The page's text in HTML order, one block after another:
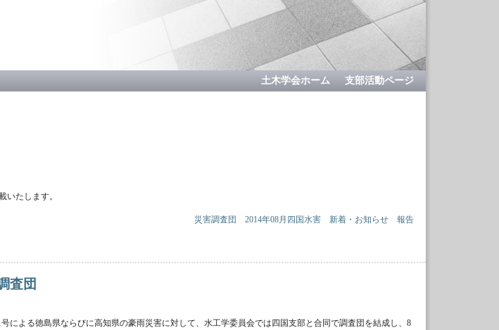
土木学会ホーム 支部活動ページ
いたします。
報告
新着・お知らせ
2014年08月四国水害
災害調査団
査団
による徳島県ならびに高知県の豪雨災害に対して、水工学委員会では四国支部と合同で調査団を結成し、8